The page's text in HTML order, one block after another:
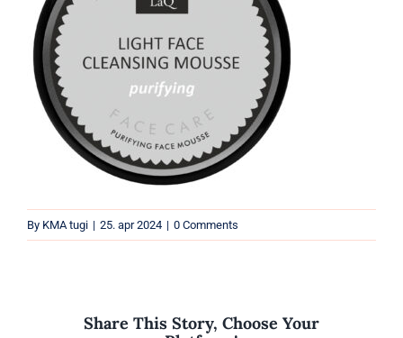
Eripakkumised
By KMA tugi | 25. apr 2024 | 0 Comments
Share This Story, Choose Your